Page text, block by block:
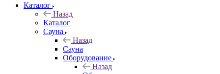
Каталог
Назад
Каталог
Сауна
Назад
Сауна
Оборудование
Назад